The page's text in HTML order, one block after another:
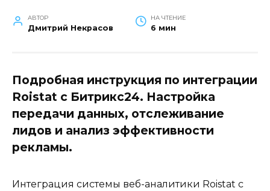
АВТОР
Дмитрий Некрасов
НА ЧТЕНИЕ
6 мин
Подробная инструкция по интеграции
Roistat с Битрикс24. Настройка
передачи данных, отслеживание
лидов и анализ эффективности
рекламы.
Интеграция системы веб-аналитики Roistat с